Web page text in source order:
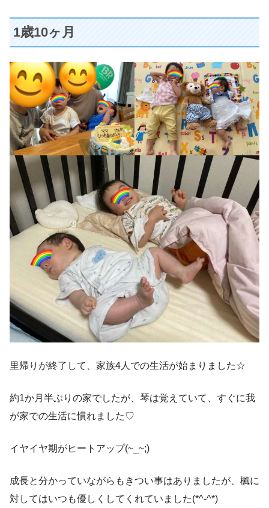
1歳10ヶ月
里帰りが終了して、家族4人での生活が始まりました☆
約1か月半ぶりの家でしたが、琴は覚えていて、すぐに我
が家での生活に慣れました♡
イヤイヤ期がヒートアップ(~_~;)
成長と分かっていながらもきつい事はありましたが、楓に
対してはいつも優しくしてくれていました(*^-^*)